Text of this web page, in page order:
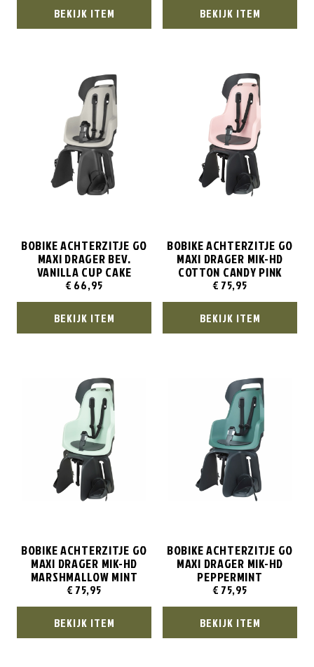
BEKIJK ITEM BEKIJK ITEM
BOBIKE ACHTERZITJE GO
MAXI DRAGER BEV.
VANILLA CUP CAKE
€ 66,95
BEKIJK ITEM
BOBIKE ACHTERZITJE GO
MAXI DRAGER MIK-HD
COTTON CANDY PINK
€ 75,95
BEKIJK ITEM
BOBIKE ACHTERZITJE GO
MAXI DRAGER MIK-HD
MARSHMALLOW MINT
€ 75,95
BEKIJK ITEM
BOBIKE ACHTERZITJE GO
MAXI DRAGER MIK-HD
PEPPERMINT
€ 75,95
BEKIJK ITEM